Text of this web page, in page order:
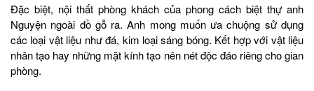
Đặc biệt, nội thất phòng khách của phong cách biệt thự anh
Nguyện ngoài đồ gỗ ra. Anh mong muốn ưa chuộng sử dụng
các loại vật liệu như đá, kim loại sáng bóng. Kết hợp với vật liệu
nhân tạo hay những mặt kính tạo nên nét độc đáo riêng cho gian
phòng.